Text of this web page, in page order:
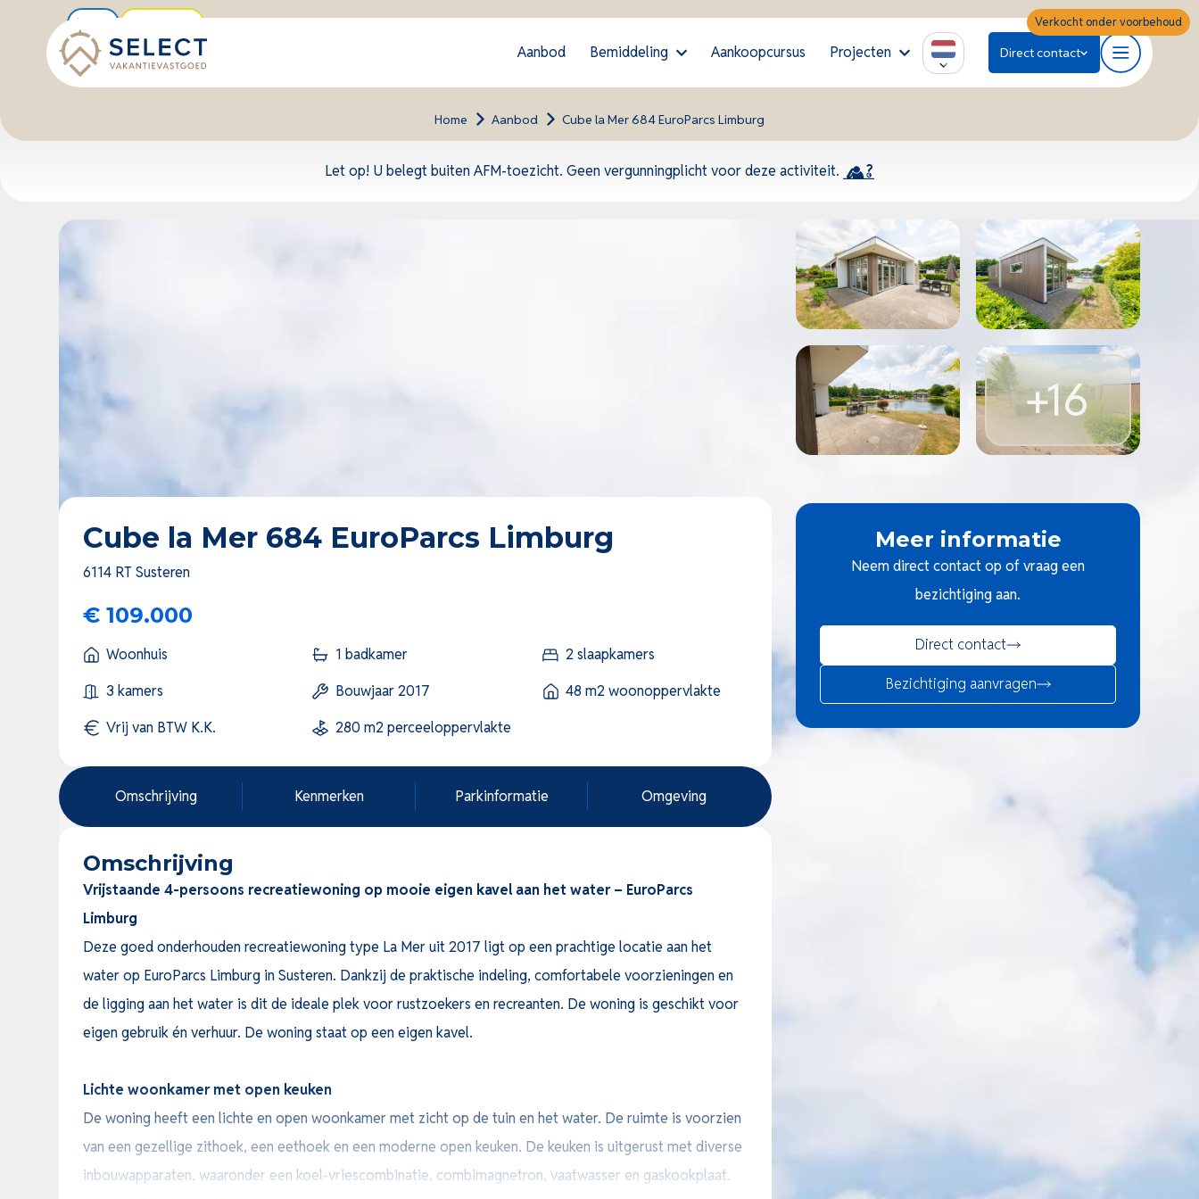
Aanbod Bemiddeling Aankoopcursus Projecten Direct contact
Home > Aanbod > Cube la Mer 684 EuroParcs Limburg
Let op! U belegt buiten AFM-toezicht. Geen vergunningplicht voor deze activiteit.
Nieuw Verkocht onder voorbehoud
Cube la Mer 684 EuroParcs Limburg
6114 RT Susteren
€ 109.000
Woonhuis 1 badkamer
2 slaapkamers
3 kamers
Bouwjaar 2017
48 m2 woonoppervlakte
Vrij van BTW K.K.
280 m2 perceeloppervlakte
Omschrijving Kenmerken Parkinformatie Omgeving
Omschrijving
Vrijstaande 4-persoons recreatiewoning op mooie eigen kavel aan het water – EuroParcs
Limburg
Deze goed onderhouden recreatiewoning type La Mer uit 2017 ligt op een prachtige locatie aan het
water op EuroParcs Limburg in Susteren. Dankzij de praktische indeling, comfortabele voorzieningen en
de ligging aan het water is dit de ideale plek voor rustzoekers en recreanten. De woning is geschikt voor
eigen gebruik én verhuur. De woning staat op een eigen kavel.
Lichte woonkamer met open keuken
De woning heeft een lichte en open woonkamer met zicht op de tuin en het water. De ruimte is voorzien
van een gezellige zithoek, een eethoek en een moderne open keuken. De keuken is uitgerust met diverse
inbouwapparaten, waaronder een koel-vriescombinatie, combimagnetron, vaatwasser en gaskookplaat.
Meer informatie
Neem direct contact op of vraag een
bezichtiging aan.
Direct contact
Bezichtiging aanvragen